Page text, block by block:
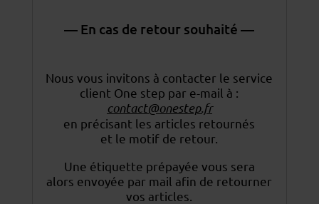
— En cas de retour souhaité —
Nous vous invitons à contacter le service
client One step par e-mail à :
contact@onestep.fr
en précisant les articles retournés
et le motif de retour.
Une étiquette prépayée vous sera
alors envoyée par mail afin de retourner
vos articles.